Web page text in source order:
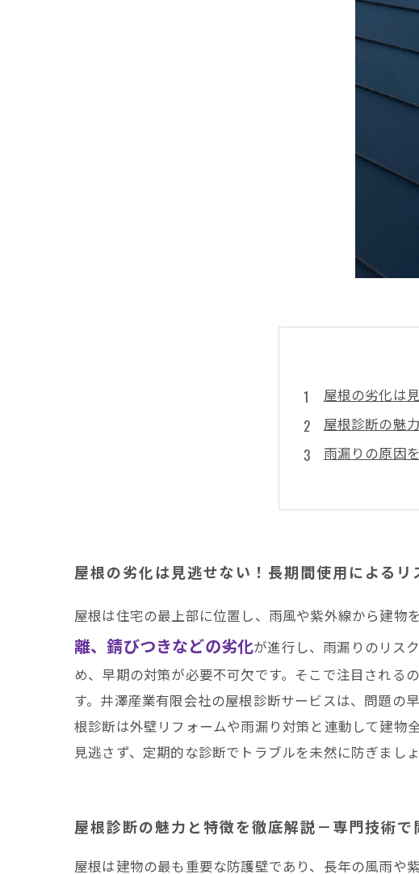
屋根の劣化は
屋根診断の魅
雨漏りの原因
屋根診断が導
安心の住まい
屋根診断を活
屋根の劣化は見逃せない！長期間使用によるリ
屋根は住宅の最上部に位置し、雨風や紫外線から建物
離、錆びつきなどの劣化が進行し、雨漏りのリス
め、早期の対策が必要不可欠です。そこで注目される
す。井澤産業有限会社の屋根診断サービスは、問題の
根診断は外壁リフォームや雨漏り対策と連動して建物
見逃さず、定期的な診断でトラブルを未然に防ぎましょ
屋根診断の魅力と特徴を徹底解説－専門技術で
屋根は建物の最も重要な防護壁であり、長年の風雨や